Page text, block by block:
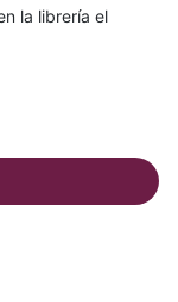
la librería el